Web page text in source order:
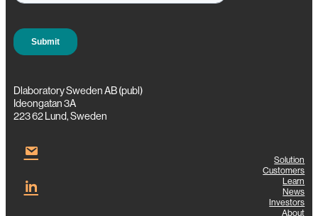
Dlaboratory Sweden AB (publ)
Ideongatan 3A
223 62 Lund, Sweden
Solution
Customers
Learn
News
Investors
About